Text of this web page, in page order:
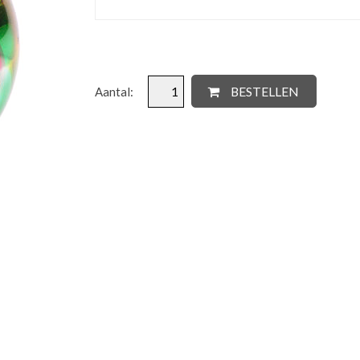
Aantal: BESTELLEN